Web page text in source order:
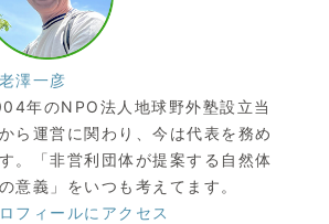
澤一彦
年のNPO法人地球野外塾設立当
ら運営に関わり、今は代表を務め
。「非営利団体が提案する自然体
意義」をいつも考えてます。
フィールにアクセス